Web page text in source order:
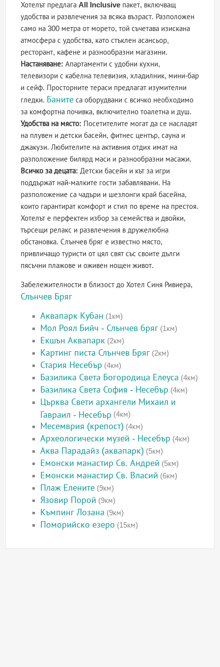
Хотелът предлагаAll Inclusive пакет, включващ
удобства и развлечения за всяка възраст. Разположен
само на 300 метра от морето, той съчетава изискана
атмосфера с удобства, като стъклен асансьор,
ресторант, кафене и разнообразни магазини.
Настаняване: Апартаменти с удобни кухни,
телевизори с кабелна телевизия, хладилник, мини-бар
и сейф. Просторните тераси предлагат изумителни
гледки. Баните са оборудвани с всичко необходимо
за комфортна почивка, включително тоалетна и душ.
Удобства на място: Посетителите могат да се насладят
на плувен и детски басейн, фитнес център, сауна и
джакузи. Любителите на активния отдих имат на
разположение билярд маси и разнообразни масажи.
Всичко за децата: Детски басейн и кът за игри
поддържат най-малките гости забавлявани. На
разположение са чадъри и шезлонги край басейна,
които гарантират комфорт и стил по време на престоя.
Хотелът е перфектен избор за семейства и двойки,
търсещи релакс и развлечения в дружелюбна
обстановка. Слънчев бряг е известно място,
привличащо туристи от цял свят със своите дълги
пясъчни плажове и оживен нощен живот.
Забележителности в близост до Хотел Синя Ривиера,
Слънчев Бряг
Аквапарк Кубан (1км)
Мол Роял Бийч - Слънчев бряг (1км)
Екшън Аквапарк (2км)
Картинг писта Слънчев Бряг (2км)
Стария Несебър (4км)
Базилика Света Богородица Елеуса (4км)
Базилика Света София - Несебър (4км)
Църква Свети архангели Михаил и
Гавраил - Несебър (4км)
Месемврия (крепост) (4км)
Археологически музей - Несебър (4км)
Аква Парадайз (аквапарк) (5км)
Емонски манастир Св. Андрей (5км)
Емонски манастир Св. Власий (6км)
Плаж Елените (9км)
Язовир Порой (9км)
Къмпинг Лозана (9км)
Поморийско езеро (15км)